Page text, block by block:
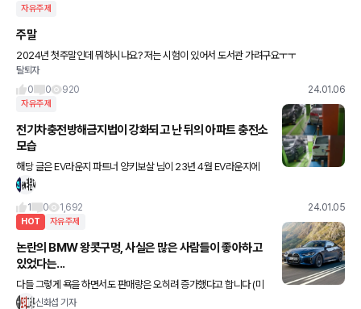
자유주제
주말
2024년 첫주말인데 뭐하시나요? 저는 시험이 있어서 도서관 가려구요ㅜㅜ
탈퇴자
0
0 920 24.01.06
자유주제
전기차충전방해금지법이 강화되고 난 뒤의 아파트 충전소
모습
해당 글은 EV라운지 파트너 양키보살 님이 23년 4월 EV라운지에
기고한 글입니다. 이제는 과태료가 부과되고 있습니다. 전기차주와
1 0 1,692 24.01.05
HOT 자유주제
논란의 BMW 왕콧구멍, 사실은 많은 사람들이 좋아하고
있었다는...
다들 그렇게 욕을 하면서도 판매량은 오히려 증가했다고 합니다 (미
국 기준) 7시리즈는 전년대비 80.9%, 4시리즈는 37.4% 증가했다
신화섭 기자